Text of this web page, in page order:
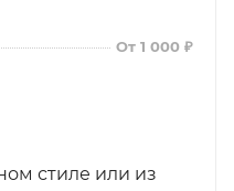
От 1 000 ₽
стиле или из